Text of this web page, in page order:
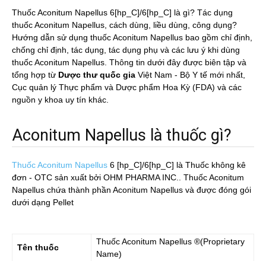
Thuốc Aconitum Napellus 6[hp_C]/6[hp_C] là gì? Tác dụng
thuốc Aconitum Napellus, cách dùng, liều dùng, công dụng?
Hướng dẫn sử dụng thuốc Aconitum Napellus bao gồm chỉ định,
chống chỉ định, tác dụng, tác dụng phụ và các lưu ý khi dùng
thuốc Aconitum Napellus. Thông tin dưới đây được biên tập và
tổng hợp từ Dược thư quốc gia Việt Nam - Bộ Y tế mới nhất,
Cục quản lý Thực phẩm và Dược phẩm Hoa Kỳ (FDA) và các
nguồn y khoa uy tín khác.
Aconitum Napellus là thuốc gì?
Thuốc Aconitum Napellus 6 [hp_C]/6[hp_C] là Thuốc không kê
đơn - OTC sản xuất bởi OHM PHARMA INC.. Thuốc Aconitum
Napellus chứa thành phần Aconitum Napellus và được đóng gói
dưới dạng Pellet
Tên thuốc
ThuốcAconitum Napellus ®(Proprietary
Name)